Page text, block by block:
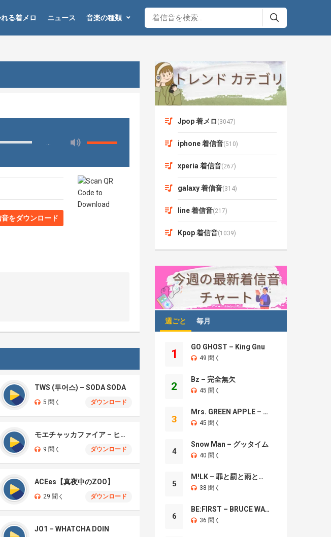
る着メロ ニュース 音楽の種類
をダウンロード
TWS (투어스) – SODA SODA
5 聞く ダウンロード
モエチャッカファイア – ヒューゴ、狛野真斗、ライト、セヴェリアン (Cover )
9 聞く ダウンロード
ACEes【真夜中のZOO】
29 聞く ダウンロード
JO1 – WHATCHA DOIN
Jpop 着メロ (3047)
iphone 着信音(510)
xperia 着信音(267)
galaxy 着信音(314)
line 着信音(217)
Kpop 着信音(1039)
週ごと 毎月
1
GO GHOST – King Gnu
49 聞く
2
Bz – 完全無欠
45 聞く
3
Mrs. GREEN APPLE – Brand New
45 聞く
4
Snow Man – グッタイム
40 聞く
5
M!LK – 罪と罰と雨とキス
38 聞く
6
BE:FIRST – BRUCE WAYNE
36 聞く